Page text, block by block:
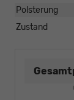
Polsterung
Zustand